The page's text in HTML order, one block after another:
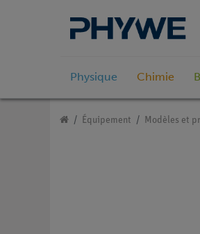
Physique Chimie
Équipement Modèles et